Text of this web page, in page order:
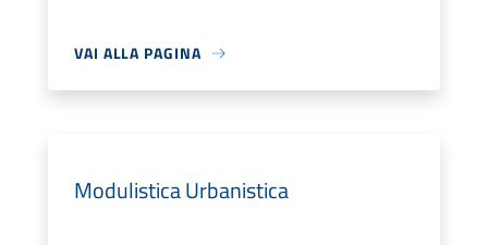
VAI ALLA PAGINA
Modulistica Urbanistica